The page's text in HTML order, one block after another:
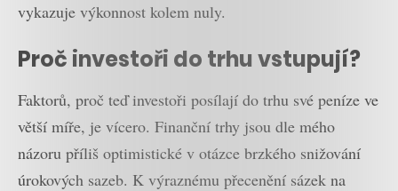
vykazuje výkonnost kolem nuly.
Proč investoři do trhu vstupují?
Faktorů, proč teď investoři posílají do trhu své peníze ve
větší míře, je vícero. Finanční trhy jsou dle mého
názoru příliš optimistické v otázce brzkého snižování
úrokových sazeb. K výraznému přecenění sázek na